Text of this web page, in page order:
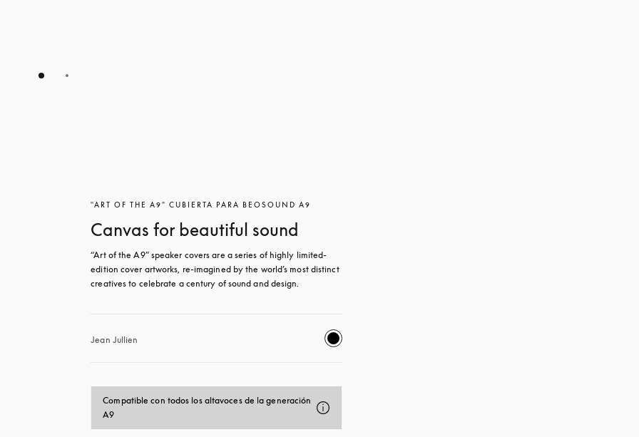
"ART OF THE A9" CUBIERTA PARA BEOSOUND A9
Canvas for beautiful sound
“Art of the A9” speaker covers are a series of highly limited-
edition cover artworks, re-imagined by the world’s most distinct
creatives to celebrate a century of sound and design.
Jean Jullien
Compatible con todos los altavoces de la generación
A9